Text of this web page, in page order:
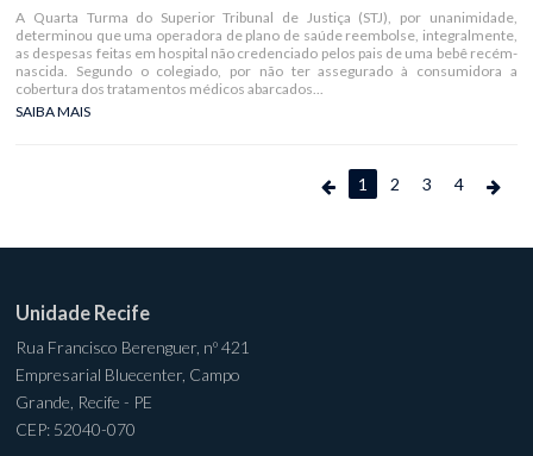
A Quarta Turma do Superior Tribunal de Justiça (STJ), por unanimidade,
determinou que uma operadora de plano de saúde reembolse, integralmente,
as despesas feitas em hospital não credenciado pelos pais de uma bebê recém-
nascida. Segundo o colegiado, por não ter assegurado à consumidora a
cobertura dos tratamentos médicos abarcados...
SAIBA MAIS
1 2 3 4
Unidade Recife
Rua Francisco Berenguer, nº 421
Empresarial Bluecenter, Campo
Grande, Recife - PE
CEP: 52040-070